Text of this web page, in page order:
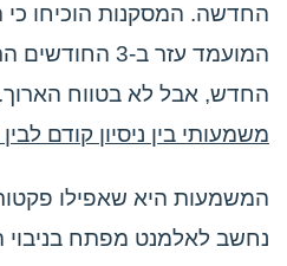
החדשה. המסקנות הוכיחו כי
המועמד עזר ב-3
החדש, אבל לא בטווח הארוך.
משמעותי בין ניסיון קודם
המשמעות היא שאפילו
נחשב לאלמנט מפתח